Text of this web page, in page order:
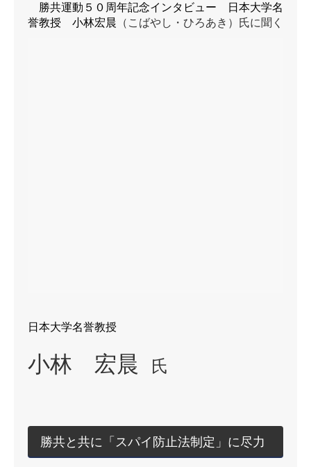
勝共運動５０周年記念インタビュー 日本大学名
誉教授 小林宏晨 （こばやし・ひろあき）氏に聞く
日本大学名誉教授
小林 宏晨 氏
勝共と共に「スパイ防止法制定」に尽力